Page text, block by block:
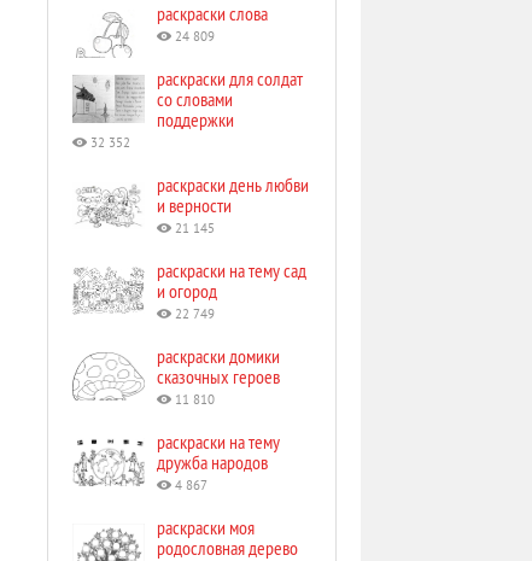
раскраски слова
24 809
раскраски для солдат
со словами
поддержки
32 352
раскраски день любви
и верности
21 145
раскраски на тему сад
и огород
22 749
раскраски домики
сказочных героев
11 810
раскраски на тему
дружба народов
4 867
раскраски моя
родословная дерево